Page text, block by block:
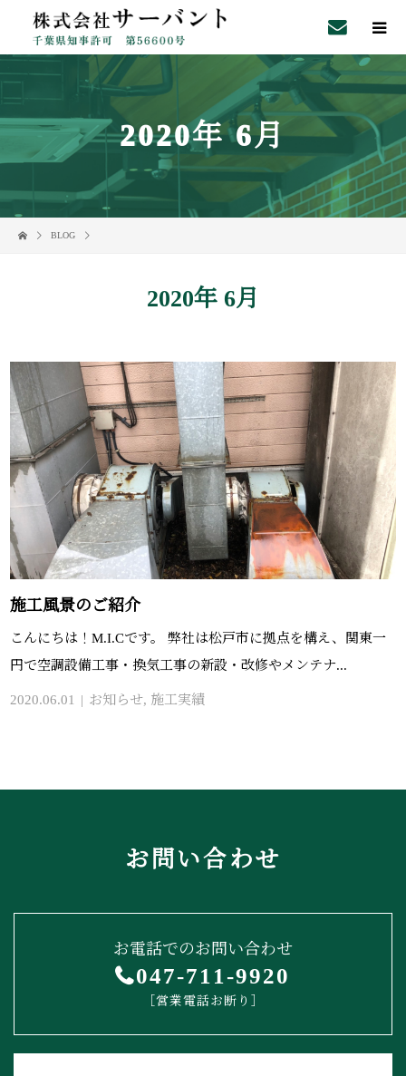
2020年 6月
BLOG
2020年 6月
施工風景のご紹介
こんにちは！M.I.Cです。 弊社は松戸市に拠点を構え、関東一
円で空調設備工事・換気工事の新設・改修やメンテナ...
2020.06.01 お知らせ, 施工実績
お問い合わせ
お電話でのお問い合わせ
047-711-9920
［営業電話お断り］